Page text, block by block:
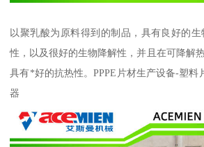
以聚乳酸为原料得到的制品，具有良好的
性，以及很好的生物降解性，并且在可降解
具有*好的抗热性。PPPE片材生产设备-塑料
器